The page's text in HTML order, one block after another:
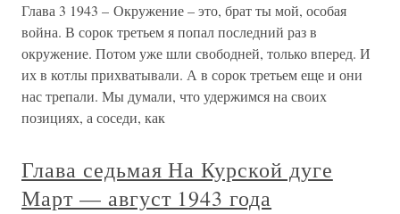
Глава 3 1943 – Окружение – это, брат ты мой, особая
война. В сорок третьем я попал последний раз в
окружение. Потом уже шли свободней, только вперед. И
их в котлы прихватывали. А в сорок третьем еще и они
нас трепали. Мы думали, что удержимся на своих
позициях, а соседи, как
Глава седьмая На Курской дуге
Март — август 1943 года